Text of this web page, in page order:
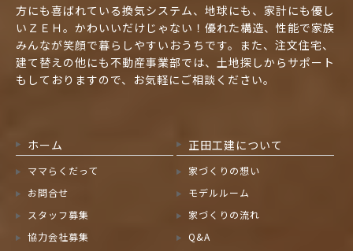
方にも喜ばれている換気システム、地球にも、家計にも優し
いＺＥＨ。かわいいだけじゃない！優れた構造、性能で家族
みんなが笑顔で暮らしやすいおうちです。また、注文住宅、
建て替えの他にも不動産事業部では、土地探しからサポート
もしておりますので、お気軽にご相談ください。
ホーム
ママらくだって
お問合せ
スタッフ募集
協力会社募集
正田工建について
家づくりの想い
モデルルーム
家づくりの流れ
Q&A